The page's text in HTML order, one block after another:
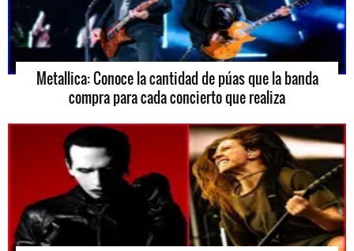
Metallica: Conoce la cantidad de púas que la banda
compra para cada concierto que realiza